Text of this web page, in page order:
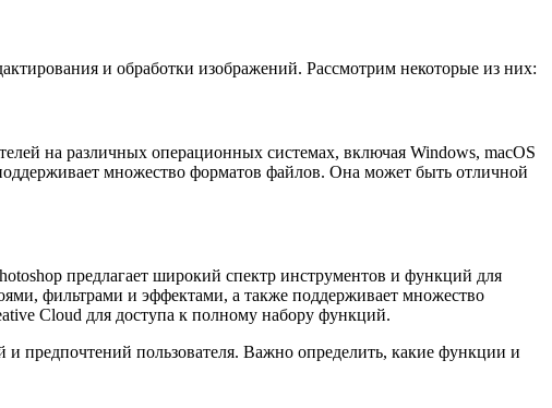
и обработки изображений. Рассмотрим некоторые из них:
на различных операционных системах, включая Windows, macOS
множество форматов файлов. Она может быть отличной
предлагает широкий спектр инструментов и функций для
фильтрами и эффектами, а также поддерживает множество
Cloud для доступа к полному набору функций.
предпочтений пользователя. Важно определить, какие функции и